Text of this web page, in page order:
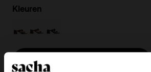
Kleuren
Kies jouw maat